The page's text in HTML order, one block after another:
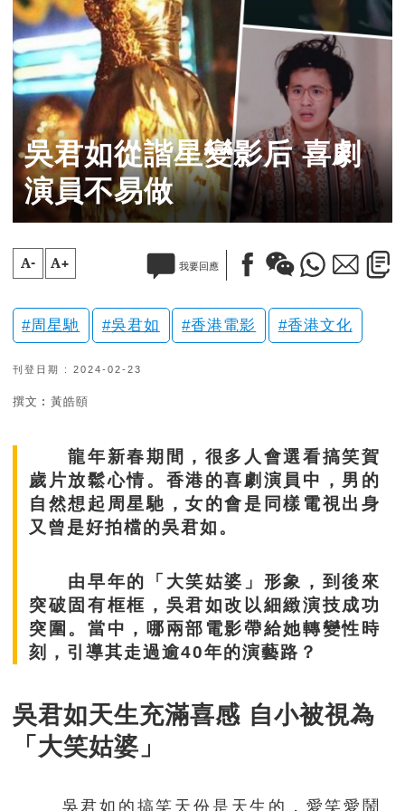
吳君如從諧星變影后 喜劇
演員不易做
A- A+ 我要回應
周星馳 吳君如 香港電影 香港文化
刊登日期 : 2024-02-23
撰文︰黃皓頤
龍年新春期間，很多人會選看搞笑賀
歲片放鬆心情。香港的喜劇演員中，男的
自然想起周星馳，女的會是同樣電視出身
又曾是好拍檔的吳君如。
由早年的「大笑姑婆」形象，到後來
突破固有框框，吳君如改以細緻演技成功
突圍。當中，哪兩部電影帶給她轉變性時
刻，引導其走過逾40年的演藝路？
吳君如天生充滿喜感 自小被視為
「大笑姑婆」
吳君如的搞笑天份是天生的，愛笑愛鬧